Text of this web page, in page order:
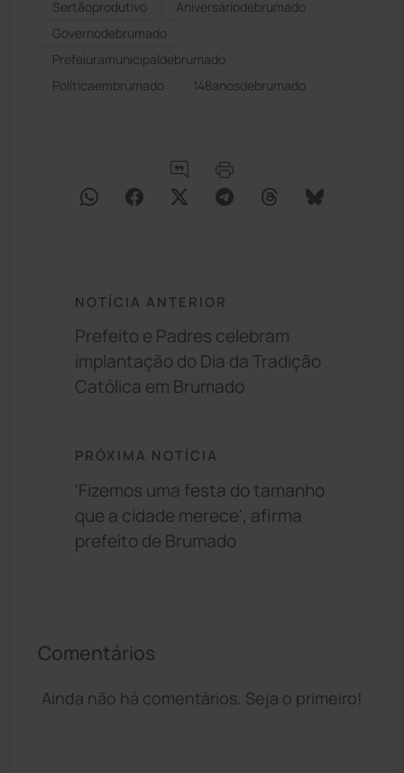
Sertãoprodutivo
Aniversáriodebrumado
Governodebrumado
Prefeiuramunicipaldebrumado
Políticaembrumado
148anosdebrumado
NOTÍCIA ANTERIOR
Prefeito e Padres celebram
implantação do Dia da Tradição
Católica em Brumado
PRÓXIMA NOTÍCIA
'Fizemos uma festa do tamanho
que a cidade merece', afirma
prefeito de Brumado
Comentários
Ainda não há comentários. Seja o primeiro!